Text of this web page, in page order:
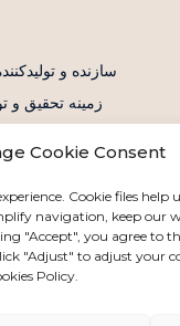
زمینه تحقیق
دارای چهار
مجموع ۲۶۰
تزریق از کوچکترین ۳۰ تن تا ۲۸۰۰ تن است.
Cookie Consent
Cookie files help
navigation, keep our
"Accept", you agree to
"Adjust" to adjust your
Policy.